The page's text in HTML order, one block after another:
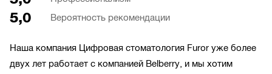
5,0 Вероятность рекомендации
Наша компания Цифровая стоматология Furor уже более
двух лет работает с компанией Belberry, и мы хотим